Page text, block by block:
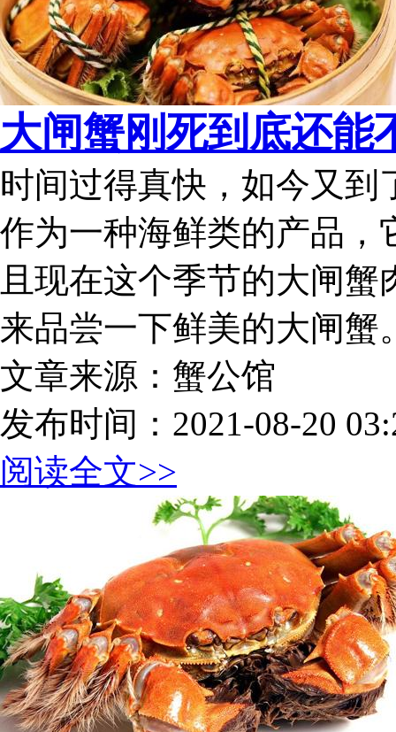
大闸蟹刚死到底还能
时间过得真快，如今又
作为一种海鲜类的产品，
且现在这个季节的大闸
来品尝一下鲜美的大闸
文章来源：蟹公馆
发布时间：2021-08-20
阅读全文>>